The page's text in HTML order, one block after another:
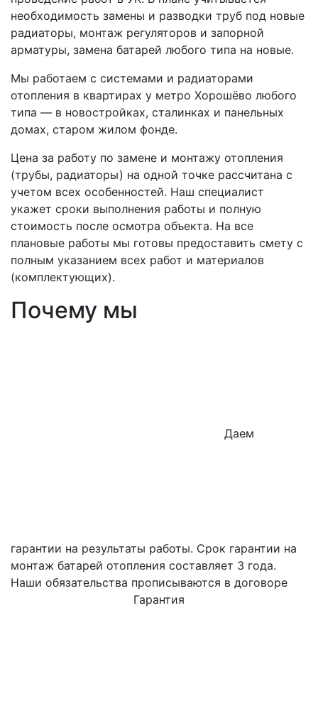
необходимость замены и разводки труб под новые
радиаторы, монтаж регуляторов и запорной
арматуры, замена батарей любого типа на новые.
Мы работаем с системами и радиаторами
отопления в квартирах у метро Хорошёво любого
типа — в новостройках, сталинках и панельных
домах, старом жилом фонде.
Цена за работу по замене и монтажу отопления
(трубы, радиаторы) на одной точке рассчитана с
учетом всех особенностей. Наш специалист
укажет сроки выполнения работы и полную
стоимость после осмотра объекта. На все
плановые работы мы готовы предоставить смету с
полным указанием всех работ и материалов
(комплектующих).
Почему мы
Даем
гарантии на результаты работы. Срок гарантии на
монтаж батарей отопления составляет 3 года.
Наши обязательства прописываются в договоре
Гарантия